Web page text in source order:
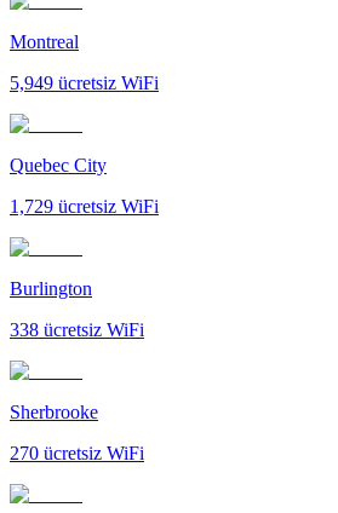
Montreal
5,949 ücretsiz WiFi
Quebec City
1,729 ücretsiz WiFi
Burlington
338 ücretsiz WiFi
Sherbrooke
270 ücretsiz WiFi